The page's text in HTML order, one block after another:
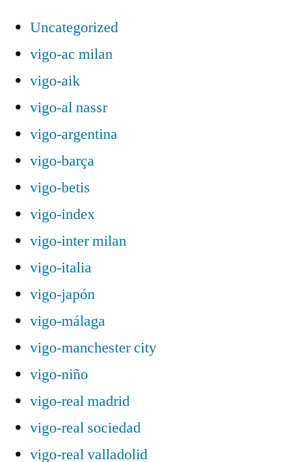
Uncategorized
vigo-ac milan
vigo-aik
vigo-al nassr
vigo-argentina
vigo-barça
vigo-betis
vigo-index
vigo-inter milan
vigo-italia
vigo-japón
vigo-málaga
vigo-manchester city
vigo-niño
vigo-real madrid
vigo-real sociedad
vigo-real valladolid